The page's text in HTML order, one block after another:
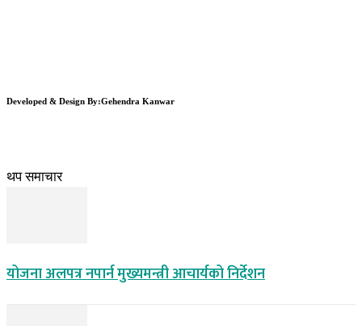
Developed & Design By:Gehendra Kanwar
थप समाचार
योजना अलपत्र नपार्न मुख्यमन्त्री आचार्यको निर्देशन